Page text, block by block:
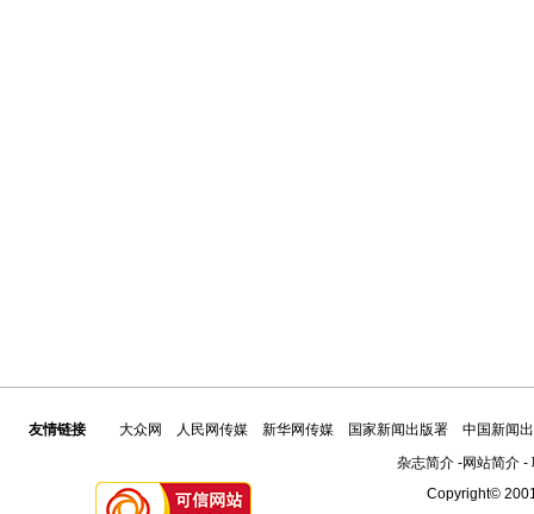
友情链接 大众网 人民网传媒 新华网传媒 国家新闻出版署
中国新闻
杂志简介-网站简介-
Copyright©